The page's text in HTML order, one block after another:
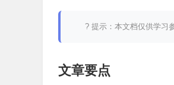
? 提示：本文档仅供学习
文章要点